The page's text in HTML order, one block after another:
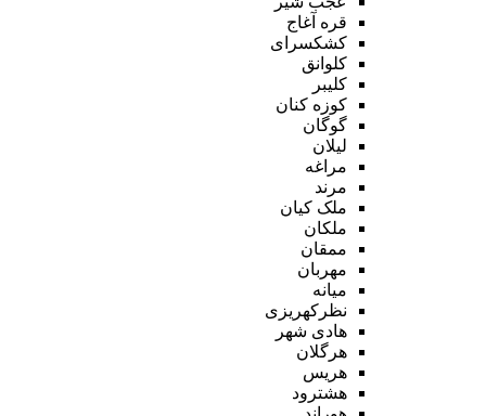
قره آغاج
کشکسرای
کلوانق
کلیبر
کوزه کنان
گوگان
لیلان
مراغه
مرند
ملک کیان
ملکان
ممقان
مهربان
میانه
نظرکهریزی
هادی شهر
هرگلان
هریس
هشترود